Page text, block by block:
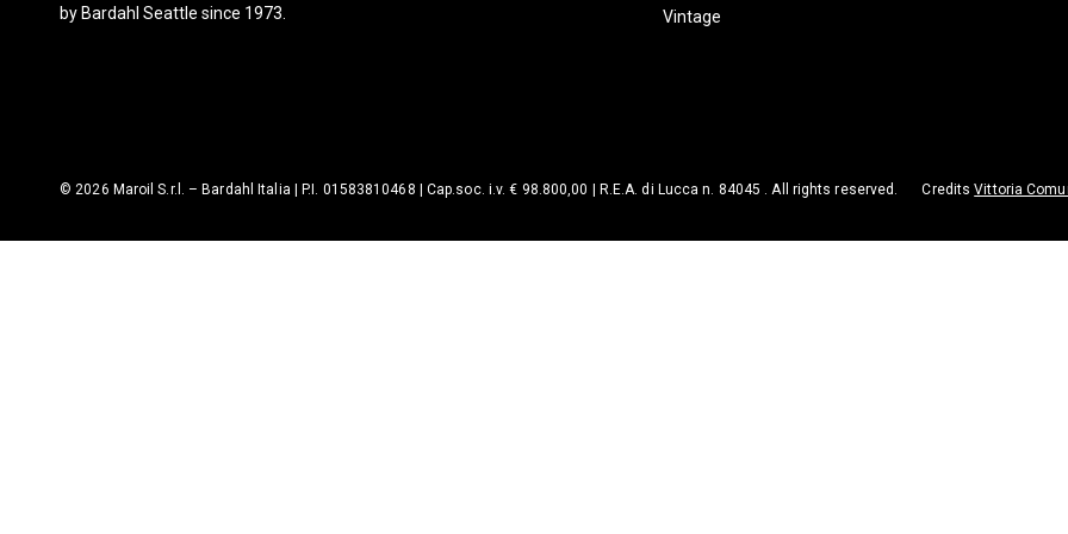
by Bardahl Seattle since 1973. Vintage
© 2026 Maroil S.r.l. – Bardahl Italia | P.I. 01583810468 | Cap.soc. i.v. € 98.800,00 | R.E.A. di Lucca n. 84045 . All rights reserved. CreditsVittoria